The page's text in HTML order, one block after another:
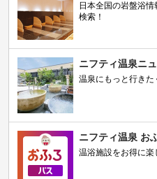
日本全国の岩盤浴
検索！
ニフティ温泉ニ
温泉にもっと行き
ニフティ温泉 お
温浴施設をお得に